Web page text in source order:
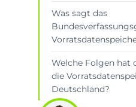
Was sagt das
Welche Folgen hat
die
Deutschland?